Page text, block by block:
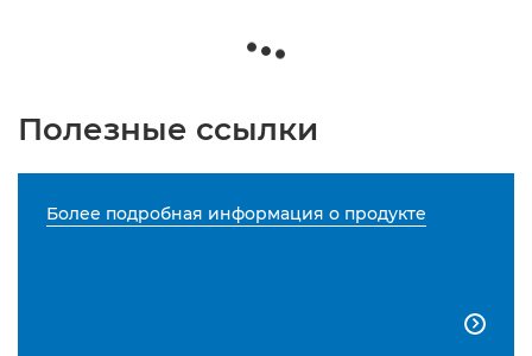
Полезные ссылки
Более подробная информация о продукте
